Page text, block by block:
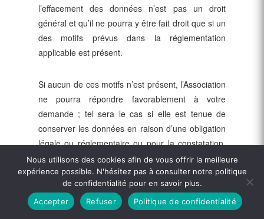
l’effacement des données n’est pas un droit
général et qu’il ne pourra y être fait droit que si un
des motifs prévus dans la réglementation
applicable est présent.
Si aucun de ces motifs n’est présent, l’Association
ne pourra répondre favorablement à votre
demande ; tel sera le cas si elle est tenue de
conserver les données en raison d’une obligation
légale ou réglementaire ou pour la constatation,
l’exercice ou la défense de droits en justice.
Votre droit à la limitation des
traitements de données
Nous utilisons des cookies afin de vous offrir la meilleure
expérience possible. N'hésitez pas à consulter notre politique
de confidentialité pour en savoir plus.
Accepter
Refuser Politique de confidentialité